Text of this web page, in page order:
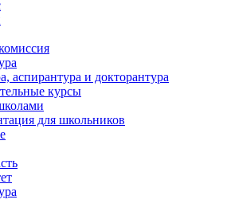
аспирантура и докторантура
курсы
для школьников